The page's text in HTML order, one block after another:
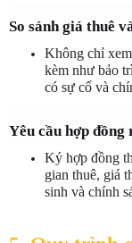
So sánh giá thuê
Không chỉ
kèm như bảo
có sự cố và
Yêu cầu hợp đồng
Ký hợp đồng
gian thuê, giá
sinh và chính